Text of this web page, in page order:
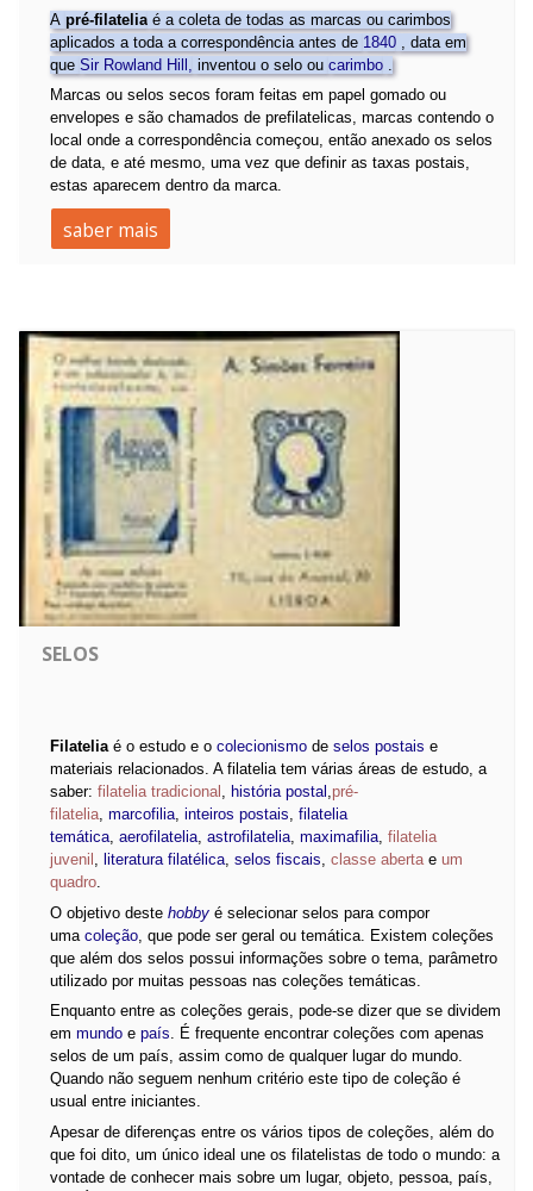
A pré-filatelia é a coleta de todas as marcas ou carimbos
aplicados a toda a correspondência antes de 1840 , data em
que Sir Rowland Hill, inventou o selo ou carimbo
Marcas ou selos secos foram feitas em papel gomado ou
envelopes e são chamados de prefilatelicas, marcas contendo o
local onde a correspondência começou, então anexado os selos
de data, e até mesmo, uma vez que definir as taxas postais,
estas aparecem dentro da marca.
saber mais
SELOS
Filateliaé o estudo e o colecionismo de selos postais e
materiais relacionados. A filatelia tem várias áreas de estudo, a
saber: filatelia tradicional , história postal ,pré-
filatelia, marcofilia, inteiros postais, filatelia
temática, aerofilatelia, astrofilatelia, maximafilia, filatelia
juvenil , literatura filatélica, selos fiscais, classe abertae um
quadro.
O objetivo deste hobby é selecionar selos para compor
uma coleção , que pode ser geral ou temática. Existem coleções
que além dos selos possui informações sobre o tema, parâmetro
utilizado por muitas pessoas nas coleções temáticas.
Enquanto entre as coleções gerais, pode-se dizer que se dividem
em mundo e país. É frequente encontrar coleções com apenas
selos de um país, assim como de qualquer lugar do mundo.
Quando não seguem nenhum critério este tipo de coleção é
usual entre iniciantes.
Apesar de diferenças entre os vários tipos de coleções, além do
que foi dito, um único ideal une os filatelistas de todo o mundo: a
vontade de conhecer mais sobre um lugar, objeto, pessoa, país,